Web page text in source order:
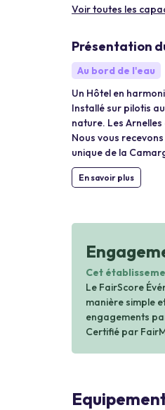
Voir toutes les
Présentation
Au bord de l'eau
Un Hôtel en
Installé sur pilotis
nature. Les
Nous vous
unique de la
En savoir plus
Cet
Le FairScore
manière simple
engagements
Certifié par